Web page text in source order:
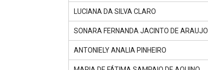
LUCIANA DA SILVA CLARO
SONARA FERNANDA JACINTO DE ARAUJO
ANTONIELY ANALIA PINHEIRO